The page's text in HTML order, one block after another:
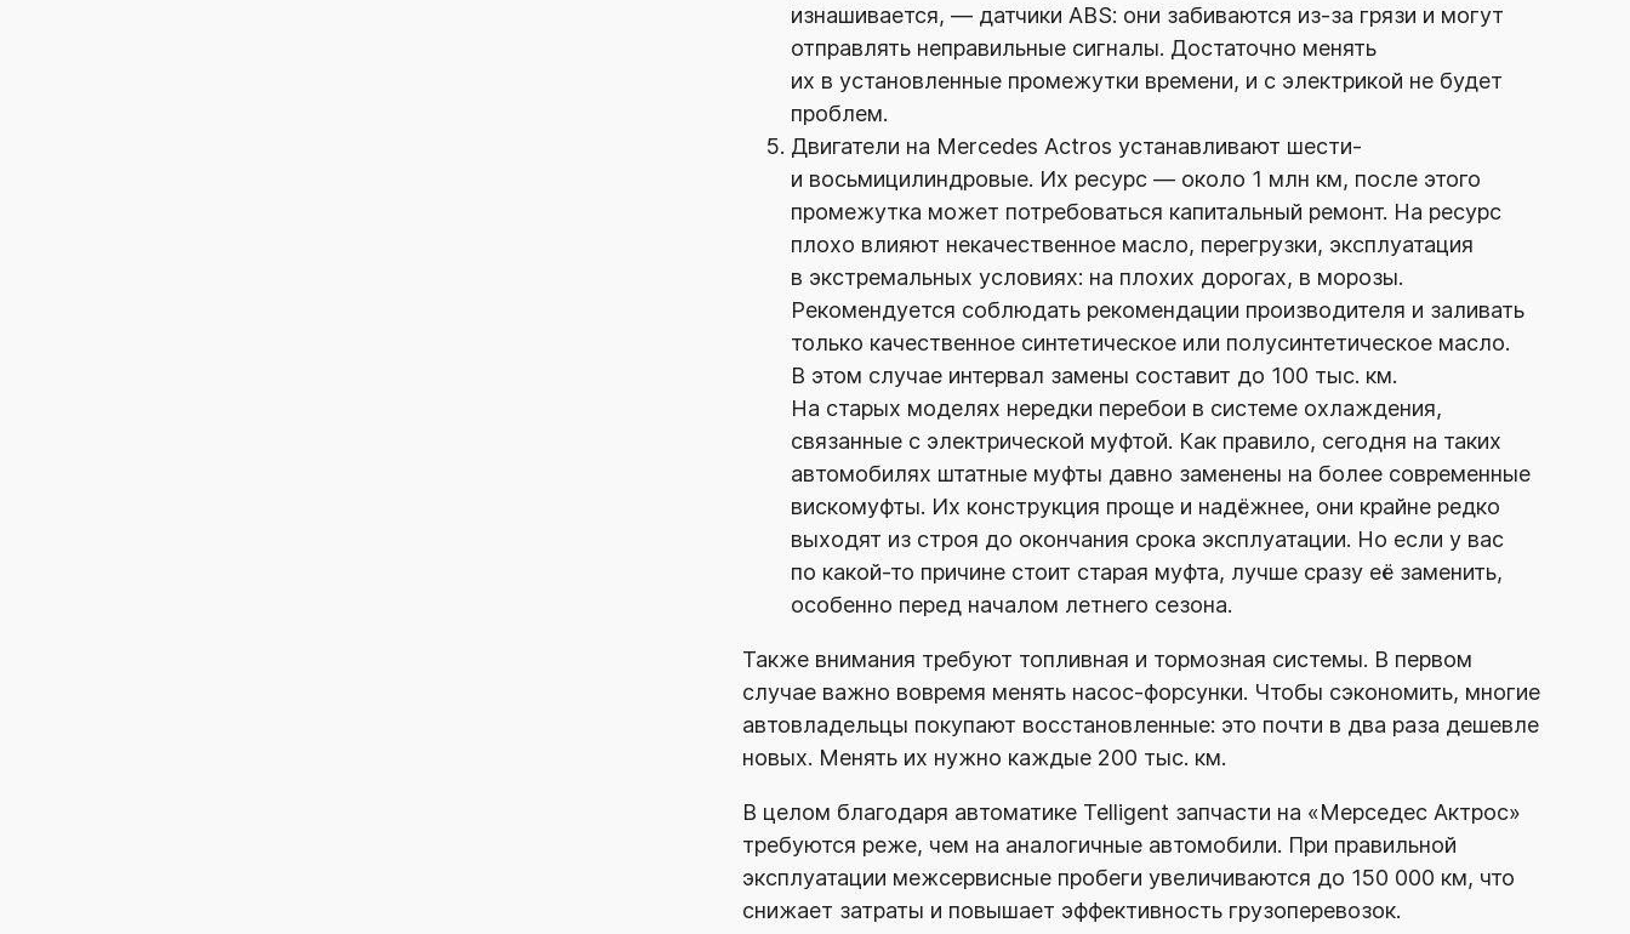
изнашивается, — датчики ABS: они забиваются из-за грязи и могут
отправлять неправильные сигналы. Достаточно менять
их в установленные промежутки времени, и с электрикой не будет
проблем.
Двигатели на Mercedes Actros устанавливают шести-
и восьмицилиндровые. Их ресурс — около 1 млн км, после этого
промежутка может потребоваться капитальный ремонт. На ресурс
плохо влияют некачественное масло, перегрузки, эксплуатация
в экстремальных условиях: на плохих дорогах, в морозы.
Рекомендуется соблюдать рекомендации производителя и заливать
только качественное синтетическое или полусинтетическое масло.
В этом случае интервал замены составит до 100 тыс. км.
На старых моделях нередки перебои в системе охлаждения,
связанные с электрической муфтой. Как правило, сегодня на таких
автомобилях штатные муфты давно заменены на более современные
вискомуфты. Их конструкция проще и надёжнее, они крайне редко
выходят из строя до окончания срока эксплуатации. Но если у вас
по какой-то причине стоит старая муфта, лучше сразу её заменить,
особенно перед началом летнего сезона.
Также внимания требуют топливная и тормозная системы. В первом
случае важно вовремя менять насос-форсунки. Чтобы сэкономить, многие
автовладельцы покупают восстановленные: это почти в два раза дешевле
новых. Менять их нужно каждые 200 тыс. км.
В целом благодаря автоматике Telligent запчасти на «Мерседес Актрос»
требуются реже, чем на аналогичные автомобили. При правильной
эксплуатации межсервисные пробеги увеличиваются до 150 000 км, что
снижает затраты и повышает эффективность грузоперевозок.